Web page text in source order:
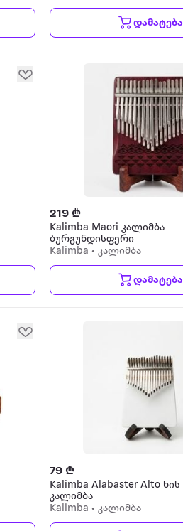
დამატება
219 ₾
Kalimba Maori კალიმბა
ბურგუნდისფერი
Kalimba • კალიმბა
დამატება
79 ₾
Kalimba Alabaster Alto ხის
კალიმბა
Kalimba • კალიმბა